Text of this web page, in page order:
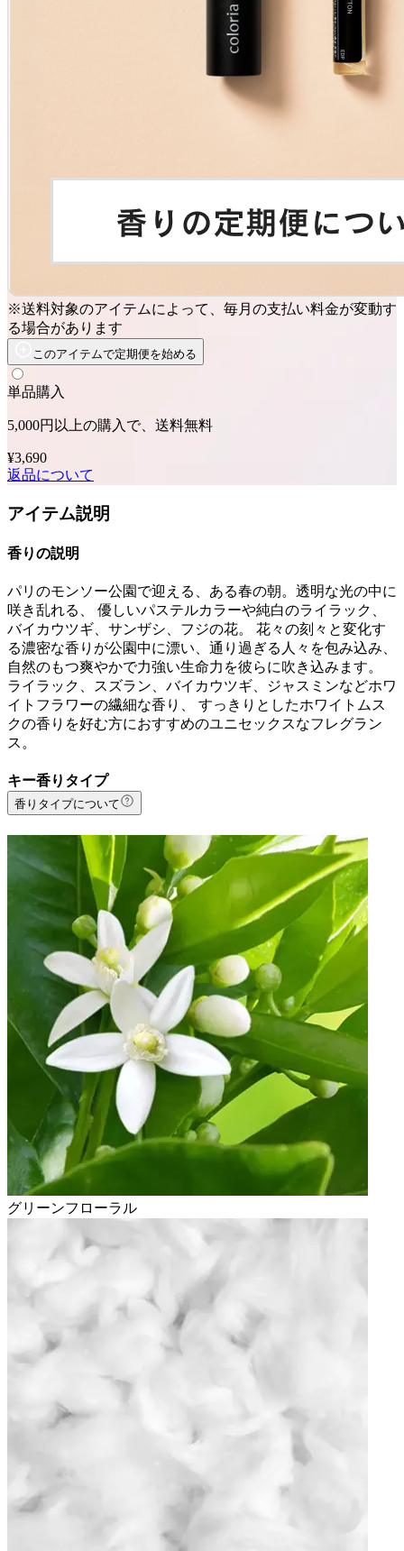
※送料対象のアイテムによって、毎月の支払い料金が変動す
る場合があります
このアイテムで定期便を始める
単品購入
5,000円以上の購入で、送料無料
¥3,690
返品について
アイテム説明
香りの説明
パリのモンソー公園で迎える、ある春の朝。透明な光の中に
咲き乱れる、 優しいパステルカラーや純白のライラック、
バイカウツギ、サンザシ、フジの花。 花々の刻々と変化す
る濃密な香りが公園中に漂い、通り過ぎる人々を包み込み、
自然のもつ爽やかで力強い生命力を彼らに吹き込みます。
ライラック、スズラン、バイカウツギ、ジャスミンなどホワ
イトフラワーの繊細な香り、 すっきりとしたホワイトムス
クの香りを好む方におすすめのユニセックスなフレグラン
ス。
キー香りタイプ
香りタイプについて
グリーンフローラル